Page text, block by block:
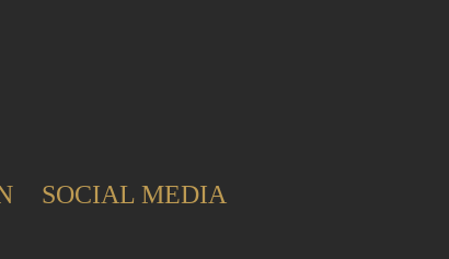
SOCIAL MEDIA